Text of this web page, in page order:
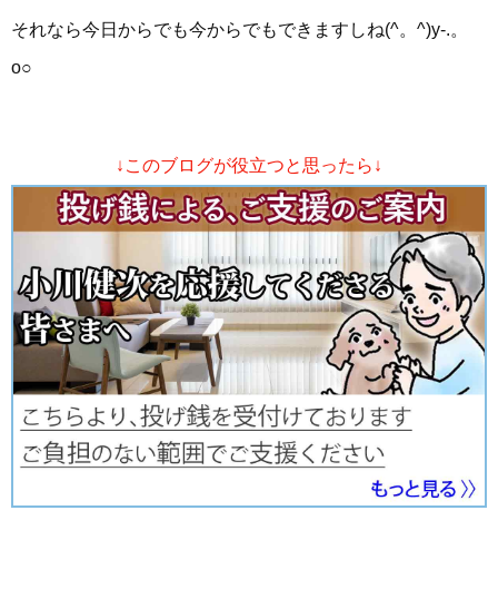
それなら今日からでも今からでもできますしね(^。^)y-.。
o○
↓このブログが役立つと思ったら↓